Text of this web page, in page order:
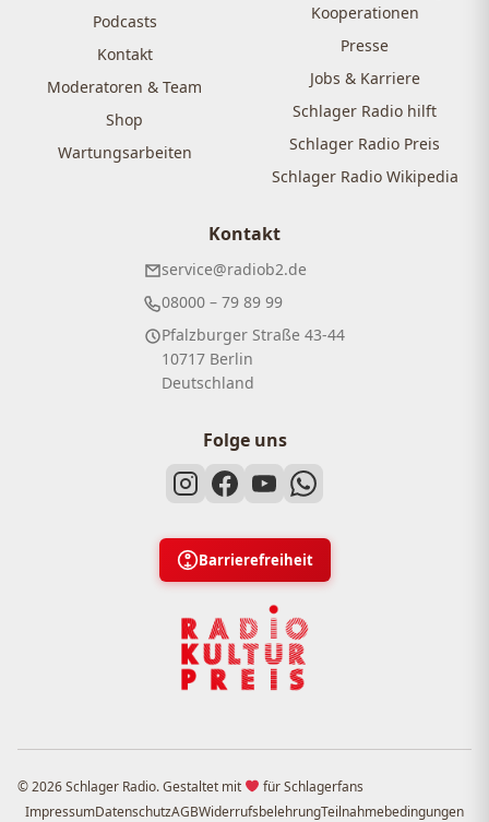
Podcasts
Kontakt
Moderatoren & Team
Shop
Wartungsarbeiten
Kooperationen
Presse
Jobs & Karriere
Schlager Radio hilft
Schlager Radio Preis
Schlager Radio Wikipedia
Kontakt
service@radiob2.de
08000 – 79 89 99
Pfalzburger Straße 43-44
10717 Berlin
Deutschland
Folge uns
Barrierefreiheit
© 2026 Schlager Radio. Gestaltet mit
für Schlagerfans
ImpressumDatenschutzAGBWiderrufsbelehrungTeilnahmebedingungen